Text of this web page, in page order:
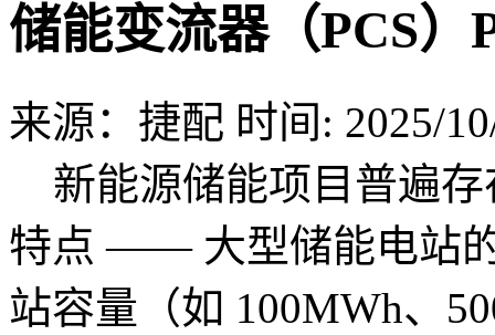
储能变流器（PCS
来源：捷配 时间: 2025/
新能源储能项目普遍存
特点 —— 大型储能电站
站容量（如 100MWh、